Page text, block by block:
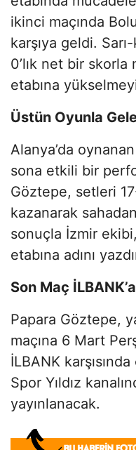
ikinci maçında
karşıya geldi.
0’lık net bir
etabına
Üstün Oyunla
Alanya’da
sona etkili bir
Göztepe, setleri
kazanarak
sonuçla İzmir
etabına adını
Son Maç
Papara Göztepe,
maçına 6 Mart
İLBANK
Spor Yıldız
yayınlanacak.